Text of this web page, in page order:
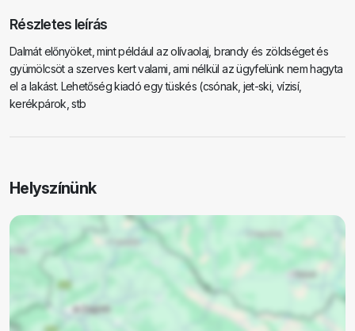
Részletes leírás
Dalmát előnyöket, mint például az olívaolaj, brandy és zöldséget és
gyümölcsöt a szerves kert valami, ami nélkül az ügyfelünk nem hagyta
el a lakást. Lehetőség kiadó egy tüskés (csónak, jet-ski, vízisí,
kerékpárok, stb
Helyszínünk